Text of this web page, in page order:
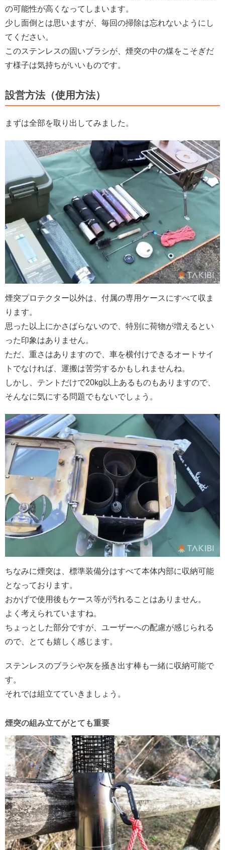
の可能性が高くなってしまいます。
少し面倒とは思いますが、毎回の掃除は忘れないようにし
てください。
このステンレスの固いブラシが、煙突の中の煤をこそぎだ
す様子は気持ちがいいものです。
設営方法（使用方法）
まずは全部を取り出してみました。
煙突プロテクター以外は、付属の専用ケースにすべて収ま
ります。
思った以上にかさばらないので、特別に荷物が増えるとい
った印象はありません。
ただ、重さはありますので、車を横付けできるオートサイ
トでなければ、運搬は苦労するかもしれませんね。
しかし、テントだけで20kg以上あるものもありますので、
そんなに気にする問題でもないでしょう。
ちなみに煙突は、標準装備分はすべて本体内部に収納可能
となっております。
おかげで使用後もケース等が汚れることはありません。
よく考えられていますね。
ちょっとした部分ですが、ユーザーへの配慮が感じられる
ので、とても嬉しく感じます。
ステンレスのブラシや灰を掻き出す棒も一緒に収納可能で
す。
それでは組立てていきましょう。
煙突の組み立てがとても重要